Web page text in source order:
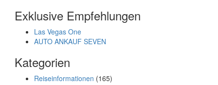
Exklusive Empfehlungen
Las Vegas One
AUTO ANKAUF SEVEN
Kategorien
Reiseinformationen (165)